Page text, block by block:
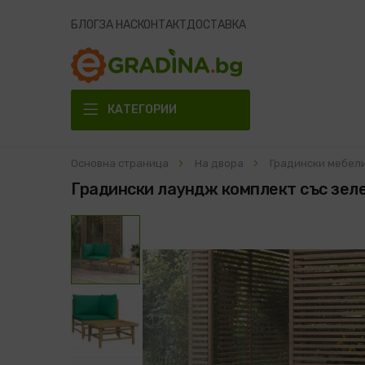
БЛОГЗА НАСКОНТАКТДОСТАВКА
КАТЕГОРИИ
Основна страница На двора Градински
Градински лаундж комплект със
Преминете
галерията
изображенията